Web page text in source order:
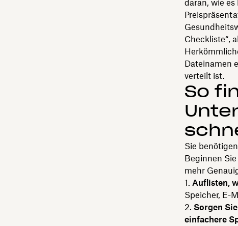
daran, wie
Checkliste“,
Dateinamen
verteilt ist.
So
Sie
Beginnen
mehr
Auflisten,
Speicher, E-
Sorgen
einfachere